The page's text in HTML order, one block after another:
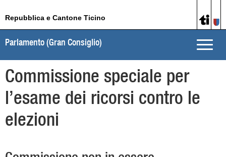
Repubblica e Cantone Ticino
Toggle
Parlamento (Gran Consiglio)
Commissione speciale per
l’esame dei ricorsi contro le
elezioni